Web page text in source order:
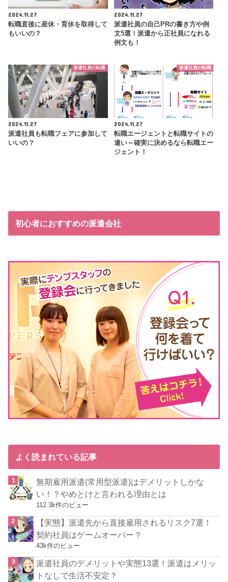
2024.11.27
転職直後に産休・育休を取得して
もいいの？
2024.11.27
派遣社員の自己PRの書き方や例
文5選！派遣から正社員になれる
例文も！
派遣社員の転職
2024.11.27
派遣社員も転職フェアに参加して
いいの？
派遣社員の転職
2024.11.27
転職エージェントと転職サイトの
違い～確実に決めるなら転職エー
ジェント！
初心者におすすめの派遣会社
よく読まれている記事
無期雇用派遣(常用型派遣)はデメリットしかな
い！？やめとけと言われる理由とは
112.3k件のビュー
【実態】派遣先から直接雇用されるリスク7選！
契約社員はゲームオーバー？
43k件のビュー
派遣社員のデメリットや実態13選！派遣はメリッ
トなしで生活不安定？